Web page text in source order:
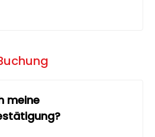
meine